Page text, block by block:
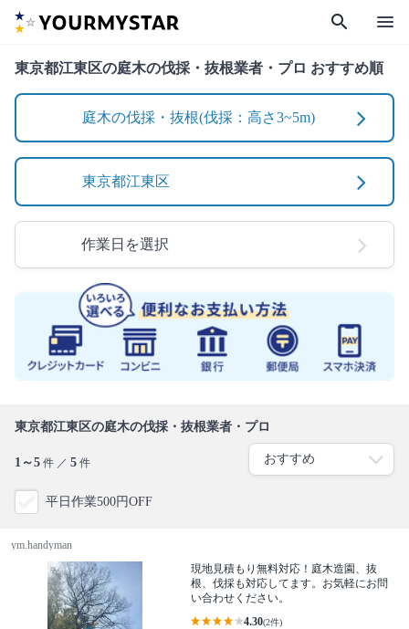
search menu
東京都江東区の庭木の伐採・抜根業者・プロ おすすめ順
庭木の伐採・抜根(伐採：高さ3~5m)
東京都江東区
作業日を選択
東京都江東区の庭木の伐採・抜根業者・プロ
1～5 件 ／ 5 件
平日作業500円OFF
ym.handyman
現地見積もり無料対応！庭木造園、抜
根、伐採も対応してます。お気軽にお問
い合わせください。
4.30(2件)